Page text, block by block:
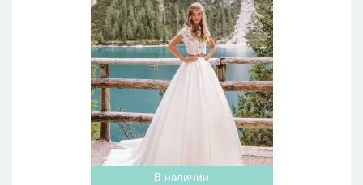
В наличии